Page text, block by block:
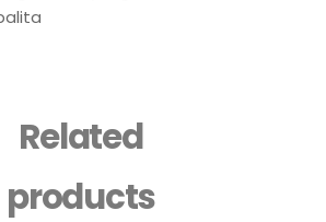
Related
products